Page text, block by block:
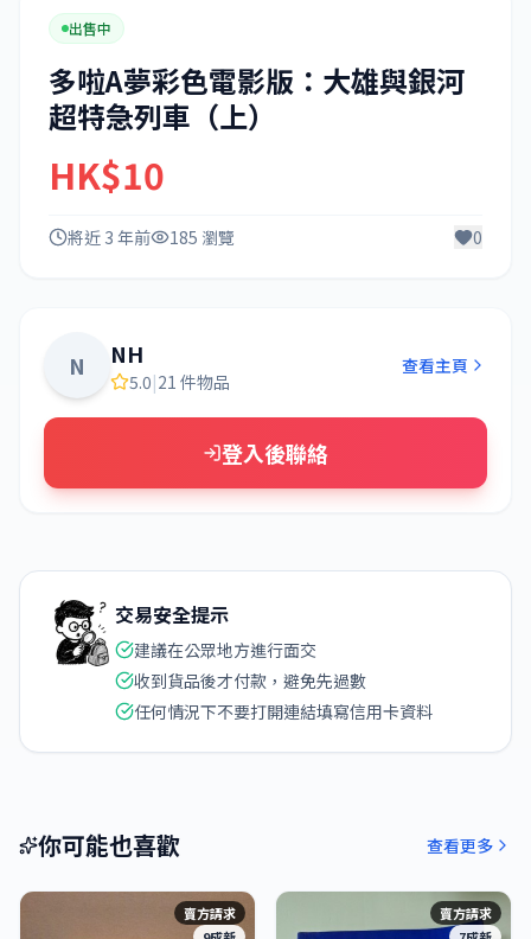
出售中
多啦A夢彩色電影版：大雄與銀河
超特急列車（上）
HK$10
將近 3 年前 185 瀏覽 0
N NH
5.0|21 件物品
查看主頁
登入後聯絡
交易安全提示
建議在公眾地方進行面交
收到貨品後才付款，避免先過數
任何情況下不要打開連結填寫信用卡資料
你可能也喜歡 查看更多
賣方請求
賣方請求